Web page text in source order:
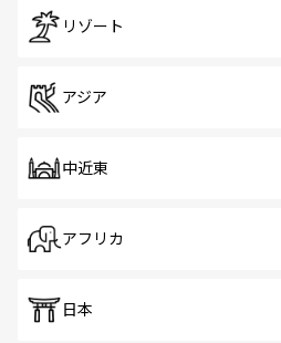
リゾート
アジア
中近東
アフリカ
日本